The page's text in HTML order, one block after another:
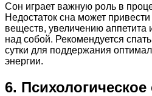
Сон играет важную роль в
Недостаток сна может
веществ, увеличению аппетита
над собой. Рекомендуется
сутки для поддержания
энергии.
6. Психологическое